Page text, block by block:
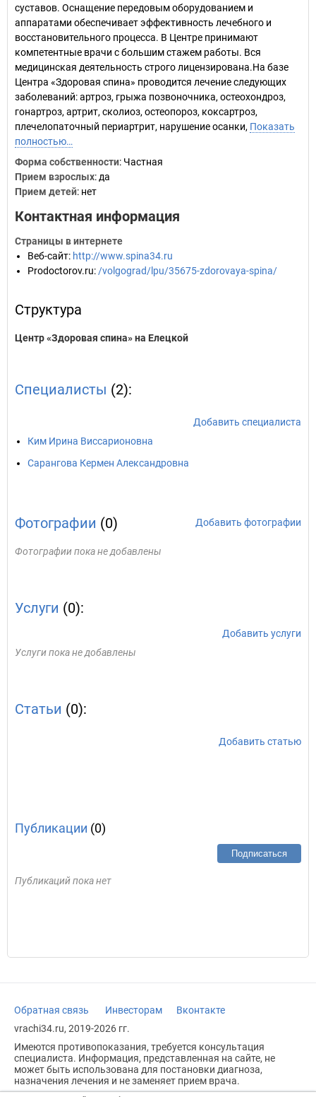
суставов. Оснащение передовым оборудованием и
аппаратами обеспечивает эффективность лечебного и
восстановительного процесса. В Центре принимают
компетентные врачи с большим стажем работы. Вся
медицинская деятельность строго лицензирована.На базе
Центра «Здоровая спина» проводится лечение следующих
заболеваний: артроз, грыжа позвоночника, остеохондроз,
гонартроз, артрит, сколиоз, остеопороз, коксартроз,
плечелопаточный периартрит, нарушение осанки, Показать
полностью…
Форма собственности: Частная
Прием взрослых: да
Прием детей: нет
Контактная информация
Страницы в интернете
Веб-сайт: http://www.spina34.ru
Prodoctorov.ru: /volgograd/lpu/35675-zdorovaya-spina/
Структура
Центр «Здоровая спина» на Елецкой
Специалисты (2):
Добавить специалиста
Ким Ирина Виссарионовна
Сарангова Кермен Александровна
Фотографии (0) Добавить фотографии
Фотографии пока не добавлены
Услуги (0):
Добавить услуги
Услуги пока не добавлены
Статьи (0):
Добавить статью
Публикации (0)
Подписаться
Публикаций пока нет
Обратная связь Инвесторам
Вконтакте
vrachi34.ru, 2019-2026 гг.
Имеются противопоказания, требуется консультация
специалиста. Информация, представленная на сайте, не
может быть использована для постановки диагноза,
назначения лечения и не заменяет прием врача.